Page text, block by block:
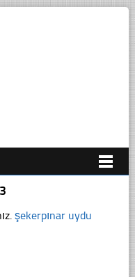
şekerpınar uydu